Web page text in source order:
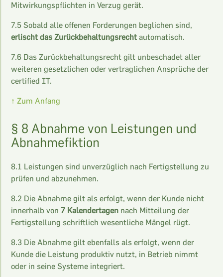
Mitwirkungspflichten in Verzug gerät.
7.5 Sobald alle offenen Forderungen beglichen sind,
erlischt das Zurückbehaltungsrecht automatisch.
7.6 Das Zurückbehaltungsrecht gilt unbeschadet aller
weiteren gesetzlichen oder vertraglichen Ansprüche der
certified IT.
↑ Zum Anfang
§ 8 Abnahme von Leistungen und
Abnahmefiktion
8.1 Leistungen sind unverzüglich nach Fertigstellung zu
prüfen und abzunehmen.
8.2 Die Abnahme gilt als erfolgt, wenn der Kunde nicht
innerhalb von7 Kalendertagen nach Mitteilung der
Fertigstellung schriftlich wesentliche Mängel rügt.
8.3 Die Abnahme gilt ebenfalls als erfolgt, wenn der
Kunde die Leistung produktiv nutzt, in Betrieb nimmt
oder in seine Systeme integriert.